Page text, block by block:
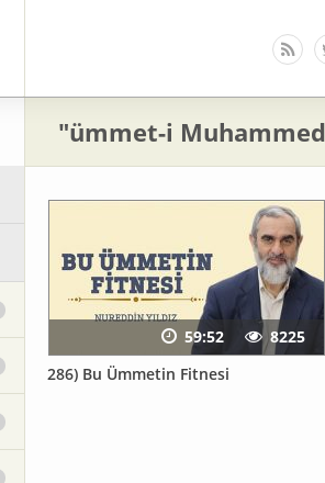
"ümmet-i
286) Bu Ümmetin Fitnesi
59:52 8225